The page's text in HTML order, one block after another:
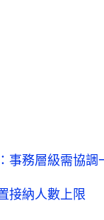
事務層級需協調
接納人數上限